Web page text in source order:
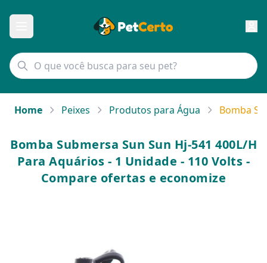
Home Peixes Produtos para Água Bomba
Bomba Submersa Sun Sun Hj-541 400L/H
Para Aquários - 1 Unidade - 110 Volts -
Compare ofertas e economize